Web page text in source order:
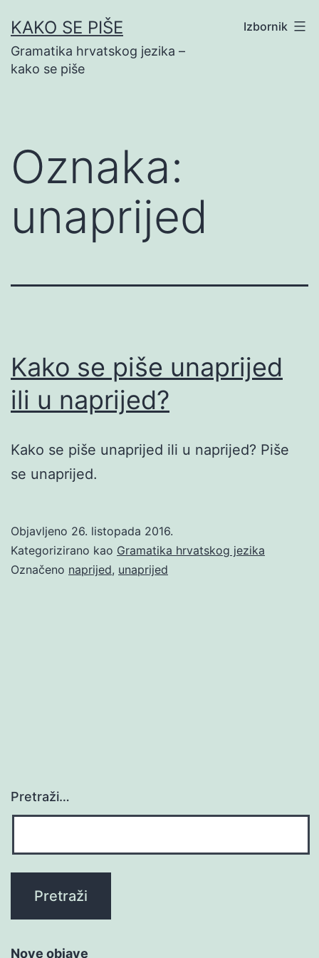
na
sadržaj
KAKO SE PIŠE
Gramatika hrvatskog jezika –
kako se piše
Izbornik
Oznaka:
unaprijed
Kako se piše unaprijed
ili u naprijed?
Kako se piše unaprijed ili u naprijed? Piše
se unaprijed.
Objavljeno 26. listopada 2016.
Kategorizirano kao Gramatika hrvatskog jezika
Označeno naprijed, unaprijed
Pretraži…
Nove objave